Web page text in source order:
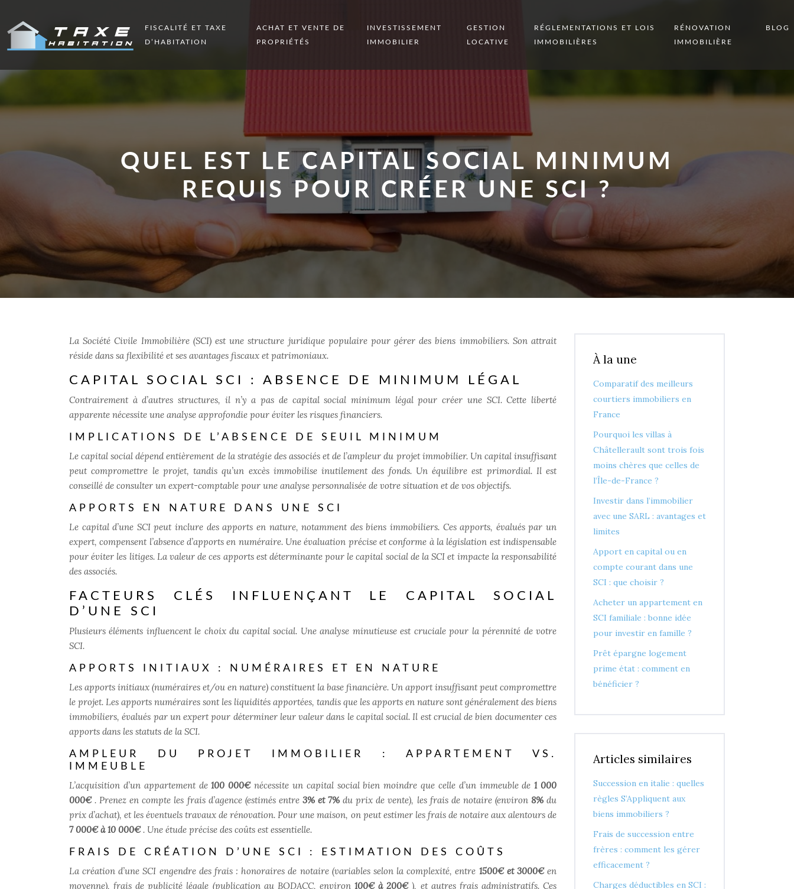
FISCALITÉ ET TAXE
D’HABITATION
ACHAT ET VENTE DE
PROPRIÉTÉS
INVESTISSEMENT
IMMOBILIER
GESTION
LOCATIVE
RÉGLEMENTATIONS ET LOIS
IMMOBILIÈRES
RÉNOVATION
IMMOBILIÈRE
BLOG
QUEL EST LE CAPITAL SOCIAL MINIMUM
REQUIS POUR CRÉER UNE SCI ?
La Société Civile Immobilière (SCI) est une structure juridique populaire pour gérer des biens immobiliers. Son attrait
réside dans sa flexibilité et ses avantages fiscaux et patrimoniaux.
CAPITAL SOCIAL SCI : ABSENCE DE MINIMUM LÉGAL
Contrairement à d’autres structures, il n’y a pas de capital social minimum légal pour créer une SCI. Cette liberté
apparente nécessite une analyse approfondie pour éviter les risques financiers.
IMPLICATIONS DE L’ABSENCE DE SEUIL MINIMUM
Le capital social dépend entièrement de la stratégie des associés et de l’ampleur du projet immobilier. Un capital insuffisant
peut compromettre le projet, tandis qu’un excès immobilise inutilement des fonds. Un équilibre est primordial. Il est
conseillé de consulter un expert-comptable pour une analyse personnalisée de votre situation et de vos objectifs.
APPORTS EN NATURE DANS UNE SCI
Le capital d’une SCI peut inclure des apports en nature, notamment des biens immobiliers. Ces apports, évalués par un
expert, compensent l’absence d’apports en numéraire. Une évaluation précise et conforme à la législation est indispensable
pour éviter les litiges. La valeur de ces apports est déterminante pour le capital social de la SCI et impacte la responsabilité
des associés.
FACTEURS CLÉS INFLUENÇANT LE CAPITAL SOCIAL
D’UNE SCI
Plusieurs éléments influencent le choix du capital social. Une analyse minutieuse est cruciale pour la pérennité de votre
SCI.
APPORTS INITIAUX : NUMÉRAIRES ET EN NATURE
Les apports initiaux (numéraires et/ou en nature) constituent la base financière. Un apport insuffisant peut compromettre
le projet. Les apports numéraires sont les liquidités apportées, tandis que les apports en nature sont généralement des biens
immobiliers, évalués par un expert pour déterminer leur valeur dans le capital social. Il est crucial de bien documenter ces
apports dans les statuts de la SCI.
AMPLEUR DU PROJET IMMOBILIER : APPARTEMENT VS.
IMMEUBLE
L’acquisition d’un appartement de100 000€nécessite un capital social bien moindre que celle d’un immeuble de1 000
000€. Prenez en compte les frais d’agence (estimés entre 3% et 7%du prix de vente), les frais de notaire (environ 8%du
prix d’achat), et les éventuels travaux de rénovation. Pour une maison, on peut estimer les frais de notaire aux alentours de
7 000€ à 10 000€. Une étude précise des coûts est essentielle.
FRAIS DE CRÉATION D’UNE SCI : ESTIMATION DES COÛTS
La création d’une SCI engendre des frais : honoraires de notaire (variables selon la complexité, entre 1500€ et 3000€en
moyenne), frais de publicité légale (publication au BODACC, environ100€ à 200€), et autres frais administratifs. Ces
À la une
Comparatif des meilleurs
courtiers immobiliers en
France
Pourquoi les villas à
Châtellerault sont trois fois
moins chères que celles de
l’Île-de-France ?
Investir dans l’immobilier
avec une SARL : avantages et
limites
Apport en capital ou en
compte courant dans une
SCI : que choisir ?
Acheter un appartement en
SCI familiale : bonne idée
pour investir en famille ?
Prêt épargne logement
prime état : comment en
bénéficier ?
Articles similaires
Succession en italie : quelles
règles S’Appliquent aux
biens immobiliers ?
Frais de succession entre
frères : comment les gérer
efficacement ?
Charges déductibles en SCI :